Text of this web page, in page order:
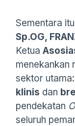
Sementara
Sp.OG,
Ketua
menekankan
sektor utama:
klinis dan
pendekatan
seluruh